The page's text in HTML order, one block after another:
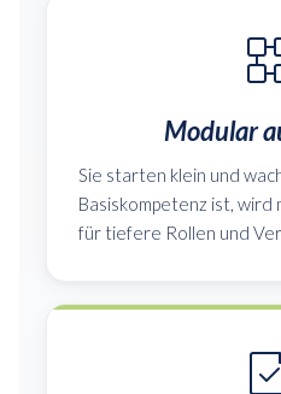
Modular
Sie starten klein und
Basiskompetenz ist, wird
für tiefere Rollen und